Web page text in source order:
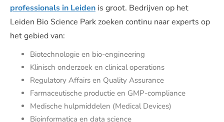
professionals in Leiden is groot. Bedrijven op het
Leiden Bio Science Park zoeken continu naar experts op
het gebied van:
Biotechnologie en bio-engineering
Klinisch onderzoek en clinical operations
Regulatory Affairs en Quality Assurance
Farmaceutische productie en GMP-compliance
Medische hulpmiddelen (Medical Devices)
Bioinformatica en data science